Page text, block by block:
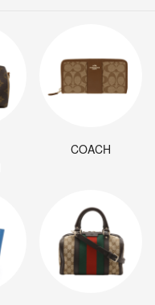
COACH